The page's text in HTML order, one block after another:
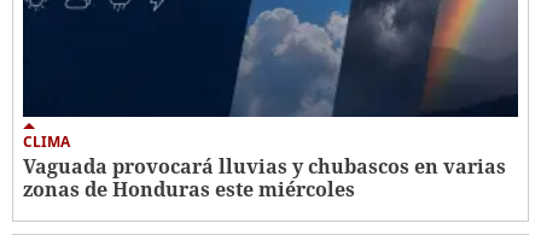
CLIMA
Vaguada provocará lluvias y chubascos en varias
zonas de Honduras este miércoles